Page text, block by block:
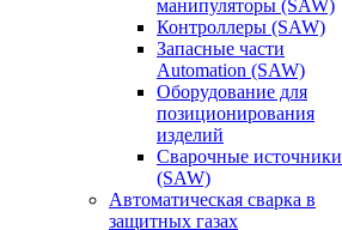
манипуляторы (SAW)
Контроллеры (SAW)
Запасные части
Automation (SAW)
Оборудование для
позиционирования
изделий
Сварочные источники
(SAW)
Автоматическая сварка в
защитных газах